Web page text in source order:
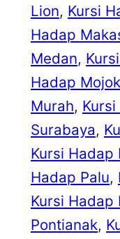
Lion, Kursi
Hadap
Medan,
Hadap
Murah,
Surabaya,
Kursi Hadap
Hadap Palu,
Kursi Hadap
Pontianak,